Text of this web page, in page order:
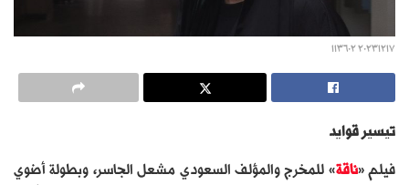
٢٠٢٣١٢١٧ ١١٣٦٠٢
تيسير قوايد
فيلم «ناقة» للمخرج والمؤلف السعودي مشعل الجاسر، وبطولة أضوي